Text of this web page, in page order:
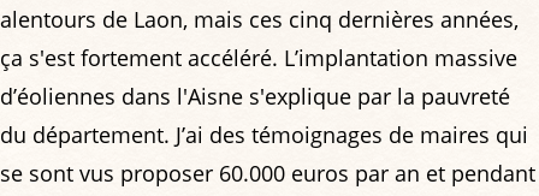
alentours de Laon, mais ces cinq dernières années,
ça s'est fortement accéléré. L’implantation massive
d’éoliennes dans l'Aisne s'explique par la pauvreté
du département. J’ai des témoignages de maires qui
se sont vus proposer 60.000 euros par an et pendant